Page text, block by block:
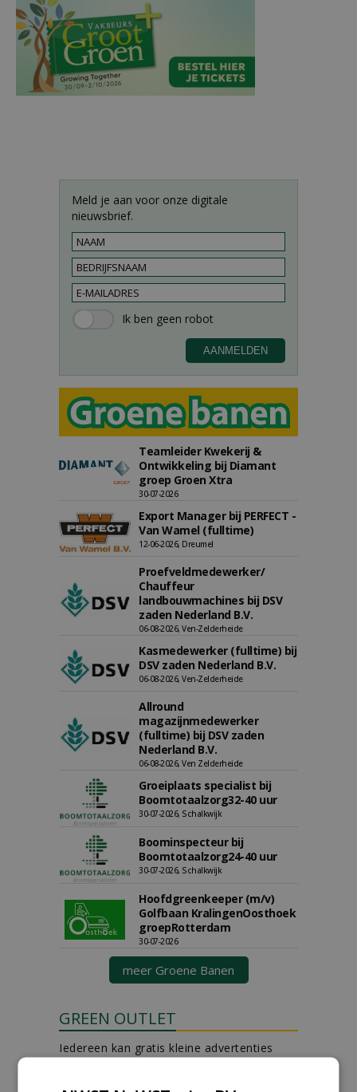
Meld je aan voor onze digitale
nieuwsbrief.
Teamleider Kwekerij &
Ontwikkeling bij Diamant
groep Groen Xtra
30-07-2026
Export Manager bij PERFECT -
Van Wamel (fulltime)
12-06-2026, Dreumel
Proefveldmedewerker/
Chauffeur
landbouwmachines bij DSV
zaden Nederland B.V.
06-08-2026, Ven-Zelderheide
Kasmedewerker (fulltime) bij
DSV zaden Nederland B.V.
06-08-2026, Ven-Zelderheide
Allround
magazijnmedewerker
(fulltime) bij DSV zaden
Nederland B.V.
06-08-2026, Ven Zelderheide
Groeiplaats specialist bij
Boomtotaalzorg32-40 uur
30-07-2026, Schalkwijk
Boominspecteur bij
Boomtotaalzorg24-40 uur
30-07-2026, Schalkwijk
Hoofdgreenkeeper (m/v)
Golfbaan KralingenOosthoek
groepRotterdam
30-07-2026
meer Groene Banen
GREEN OUTLET
Iedereen kan gratis kleine advertenties
Plaats een gratis advertentie